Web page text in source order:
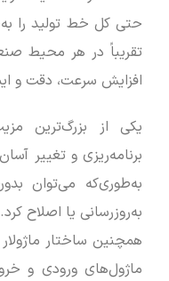
حتی کل خط تولید را
تقریباً در هر محیط
افزایش سرعت، دقت و
برنامه‌ریزی و تغییر
به‌طوری‌که می‌توان
به‌روزرسانی یا اصلاح کرد.
ماژول‌های ورودی و